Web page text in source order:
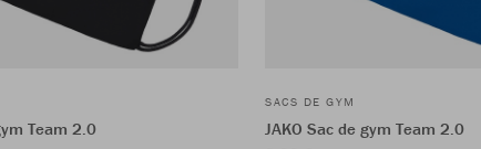
Team 2.0
SACS DE GYM
JAKO Sac de gym Team 2.0